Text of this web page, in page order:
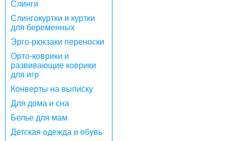
Слинги
Слингокуртки и куртки
для беременных
Эрго-рюкзаки переноски
Орто-коврики и
развивающие коврики
для игр
Конверты на выписку
Для дома и сна
Белье для мам
Детская одежда и обувь